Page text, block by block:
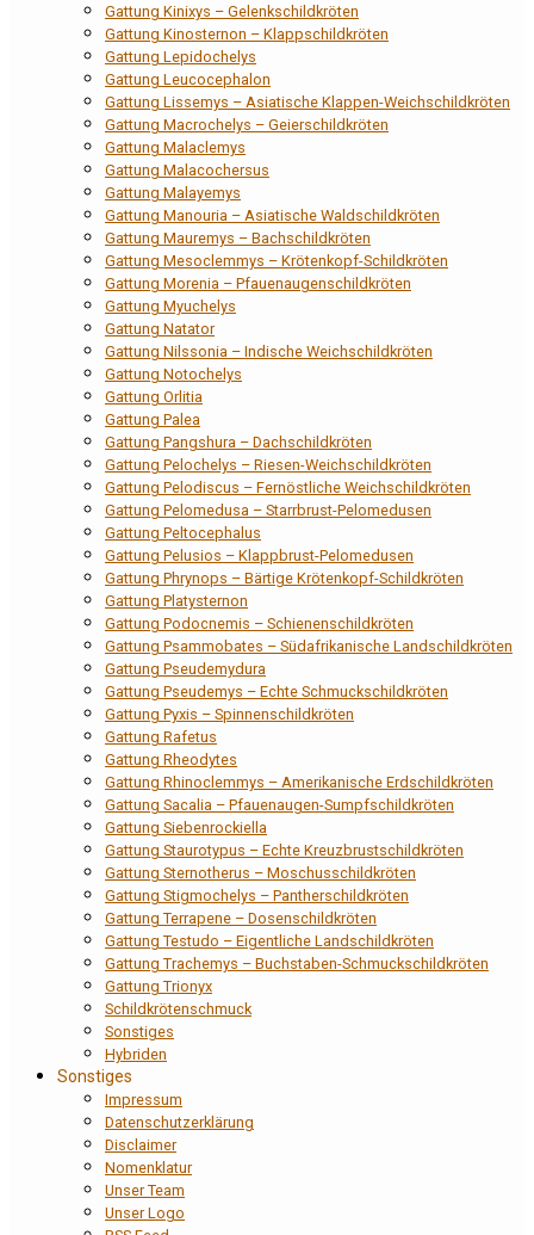
Gattung Kinixys – Gelenkschildkröten
Gattung Kinosternon – Klappschildkröten
Gattung Lepidochelys
Gattung Leucocephalon
Gattung Lissemys – Asiatische Klappen-Weichschildkröten
Gattung Macrochelys – Geierschildkröten
Gattung Malaclemys
Gattung Malacochersus
Gattung Malayemys
Gattung Manouria – Asiatische Waldschildkröten
Gattung Mauremys – Bachschildkröten
Gattung Mesoclemmys – Krötenkopf-Schildkröten
Gattung Morenia – Pfauenaugenschildkröten
Gattung Myuchelys
Gattung Natator
Gattung Nilssonia – Indische Weichschildkröten
Gattung Notochelys
Gattung Orlitia
Gattung Palea
Gattung Pangshura – Dachschildkröten
Gattung Pelochelys – Riesen-Weichschildkröten
Gattung Pelodiscus – Fernöstliche Weichschildkröten
Gattung Pelomedusa – Starrbrust-Pelomedusen
Gattung Peltocephalus
Gattung Pelusios – Klappbrust-Pelomedusen
Gattung Phrynops – Bärtige Krötenkopf-Schildkröten
Gattung Platysternon
Gattung Podocnemis – Schienenschildkröten
Gattung Psammobates – Südafrikanische Landschildkröten
Gattung Pseudemydura
Gattung Pseudemys – Echte Schmuckschildkröten
Gattung Pyxis – Spinnenschildkröten
Gattung Rafetus
Gattung Rheodytes
Gattung Rhinoclemmys – Amerikanische Erdschildkröten
Gattung Sacalia – Pfauenaugen-Sumpfschildkröten
Gattung Siebenrockiella
Gattung Staurotypus – Echte Kreuzbrustschildkröten
Gattung Sternotherus – Moschusschildkröten
Gattung Stigmochelys – Pantherschildkröten
Gattung Terrapene – Dosenschildkröten
Gattung Testudo – Eigentliche Landschildkröten
Gattung Trachemys – Buchstaben-Schmuckschildkröten
Gattung Trionyx
Schildkrötenschmuck
Sonstiges
Hybriden
Sonstiges
Impressum
Datenschutzerklärung
Disclaimer
Nomenklatur
Unser Team
Unser Logo